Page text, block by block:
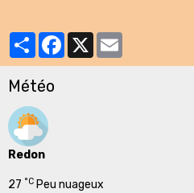
PartagerFacebook
X
Météo
Redon
27 °C Peu nuageux